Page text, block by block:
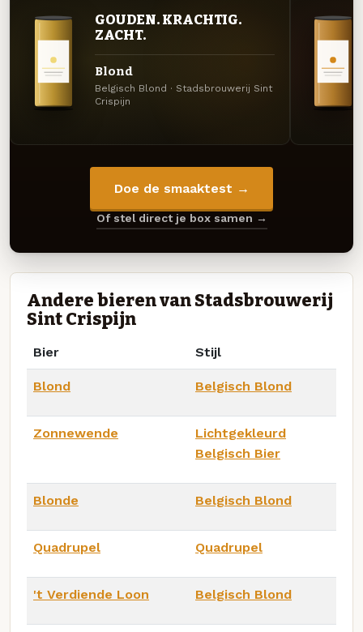
GOUDEN. KRACHTIG.
ZACHT.
Blond
Belgisch Blond · Stadsbrouwerij Sint
Crispijn
Doe de smaaktest →
Of stel direct je box samen →
Andere bieren van Stadsbrouwerij
Sint Crispijn
Bier Stijl
Blond Belgisch Blond
Zonnewende
Lichtgekleurd
Belgisch Bier
Blonde Belgisch Blond
Quadrupel Quadrupel
't Verdiende Loon Belgisch Blond